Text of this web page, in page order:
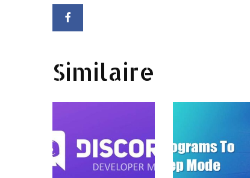
Similaire